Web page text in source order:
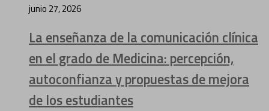
junio 27, 2026
La enseñanza de la comunicación clínica
en el grado de Medicina: percepción,
autoconfianza y propuestas de mejora
de los estudiantes